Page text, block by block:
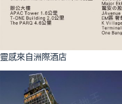
靈感來自洲際酒店